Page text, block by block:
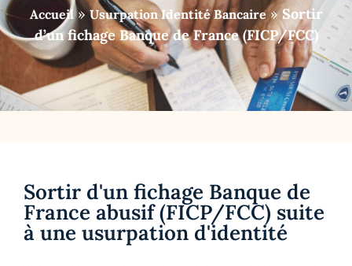
Accueil»Usurpation Identité Bancaire»Sortir
d’un fichage Banque de France (FICP/FCC)
Sortir d'un fichage Banque de
France abusif (FICP/FCC) suite
à une usurpation d'identité